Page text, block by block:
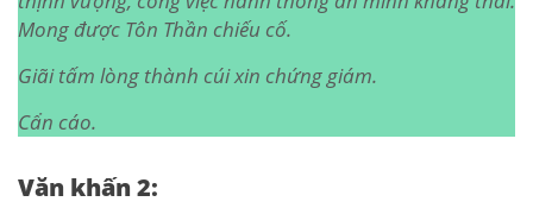
Mong được Tôn Thần chiếu cố.
Giãi tấm lòng thành cúi xin chứng giám.
Cẩn cáo.
Văn khấn 2: